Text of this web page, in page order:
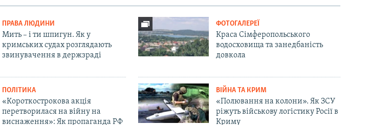
ПРАВА ЛЮДИНИ
Мить – і ти шпигун. Як у
кримських судах розглядають
звинувачення в держзраді
ФОТОГАЛЕРЕЇ
Краса Сімферопольського
водосховища та занедбаність
довкола
ПОЛІТИКА
«Короткострокова акція
перетворилася на війну на
виснаження»: Як пропаганда РФ
ВІЙНА ТА КРИМ
«Полювання на колони». Як ЗСУ
ріжуть військову логістику Росії в
Криму